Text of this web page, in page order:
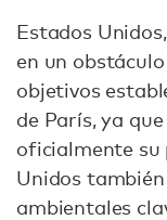
Estados
en un
objetivos
de París, ya
oficialmente su
Unidos
ambientales